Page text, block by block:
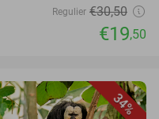
Regulier €30,50
€19,50
34%